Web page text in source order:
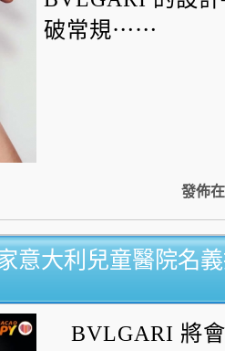
破常規⋯⋯
發佈在
意大利兒童醫院名
BVLGARI 將